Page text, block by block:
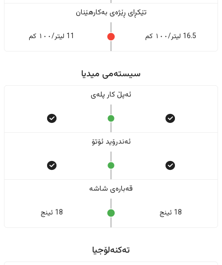
تێکڕای ڕێژەى بەکارهێنان
16.5 لیتر/١٠٠ کم 11 لیتر/١٠٠ کم
سیستەمی میدیا
ئەپڵ کار پلەی
ئەندرۆید ئۆتۆ
قەبارەی شاشە
18 ئینج 18 ئینج
تەکنەلۆجیا